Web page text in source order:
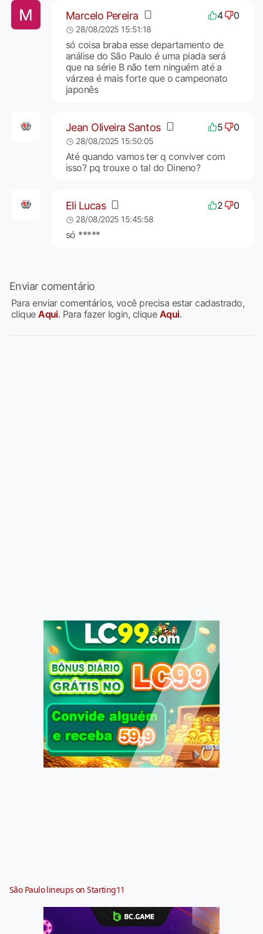
Marcelo Pereira 4 0
28/08/2025 15:51:18
só coisa braba esse departamento de
análise do São Paulo é uma piada será
que na série B não tem ninguém até a
várzea é mais forte que o campeonato
japonês
Jean Oliveira Santos 5 0
28/08/2025 15:50:05
Até quando vamos ter q conviver com
isso? pq trouxe o tal do Dineno?
Eli Lucas 2 0
28/08/2025 15:45:58
só *****
Enviar comentário
Para enviar comentários, você precisa estar cadastrado,
cliqueAqui. Para fazer login, clique Aqui.
São Paulo lineups on Starting11